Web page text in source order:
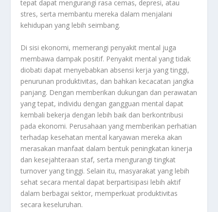
tepat dapat mengurangi rasa cemas, depresi, atau
stres, serta membantu mereka dalam menjalani
kehidupan yang lebih seimbang.
Di sisi ekonomi, memerangi penyakit mental juga
membawa dampak positif. Penyakit mental yang tidak
diobati dapat menyebabkan absensi kerja yang tinggi,
penurunan produktivitas, dan bahkan kecacatan jangka
panjang. Dengan memberikan dukungan dan perawatan
yang tepat, individu dengan gangguan mental dapat
kembali bekerja dengan lebih baik dan berkontribusi
pada ekonomi. Perusahaan yang memberikan perhatian
terhadap kesehatan mental karyawan mereka akan
merasakan manfaat dalam bentuk peningkatan kinerja
dan kesejahteraan staf, serta mengurangi tingkat
turnover yang tinggi. Selain itu, masyarakat yang lebih
sehat secara mental dapat berpartisipasi lebih aktif
dalam berbagai sektor, memperkuat produktivitas
secara keseluruhan.